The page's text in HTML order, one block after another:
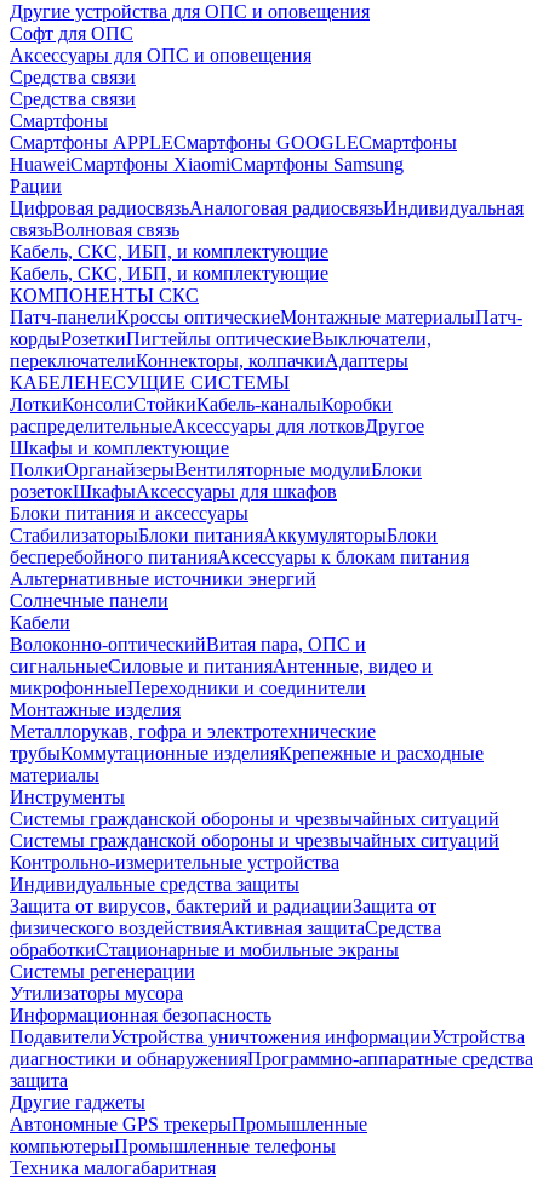
Другие устройства для ОПС и оповещения
Софт для ОПС
Аксессуары для ОПС и оповещения
Средства связи
Средства связи
Смартфоны
Смартфоны APPLEСмартфоны GOOGLEСмартфоны
HuaweiСмартфоны XiaomiСмартфоны Samsung
Рации
Цифровая радиосвязьАналоговая радиосвязьИндивидуальная
связьВолновая связь
Кабель, СКС, ИБП, и комплектующие
Кабель, СКС, ИБП, и комплектующие
КОМПОНЕНТЫ СКС
Патч-панелиКроссы оптическиеМонтажные материалыПатч-
кордыРозеткиПигтейлы оптическиеВыключатели,
переключателиКоннекторы, колпачкиАдаптеры
КАБЕЛЕНЕСУЩИЕ СИСТЕМЫ
ЛоткиКонсолиСтойкиКабель-каналыКоробки
распределительныеАксессуары для лотковДругое
Шкафы и комплектующие
ПолкиОрганайзерыВентиляторные модулиБлоки
розетокШкафыАксессуары для шкафов
Блоки питания и аксессуары
СтабилизаторыБлоки питанияАккумуляторыБлоки
бесперебойного питанияАксессуары к блокам питания
Альтернативные источники энергий
Солнечные панели
Кабели
Волоконно-оптическийВитая пара, ОПС и
сигнальныеСиловые и питанияАнтенные, видео и
микрофонныеПереходники и соединители
Монтажные изделия
Металлорукав, гофра и электротехнические
трубыКоммутационные изделияКрепежные и расходные
материалы
Инструменты
Системы гражданской обороны и чрезвычайных ситуаций
Системы гражданской обороны и чрезвычайных ситуаций
Контрольно-измерительные устройства
Индивидуальные средства защиты
Защита от вирусов, бактерий и радиацииЗащита от
физического воздействияАктивная защитаСредства
обработкиСтационарные и мобильные экраны
Системы регенерации
Утилизаторы мусора
Информационная безопасность
ПодавителиУстройства уничтожения информацииУстройства
диагностики и обнаруженияПрограммно-аппаратные средства
защита
Другие гаджеты
Автономные GPS трекерыПромышленные
компьютерыПромышленные телефоны
Техника малогабаритная